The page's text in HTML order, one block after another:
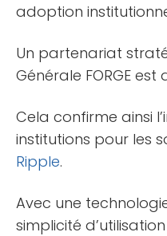
adoption
Un partenariat
Générale FORGE
Cela confirme ainsi
institutions pour les
Ripple.
Avec une
simplicité